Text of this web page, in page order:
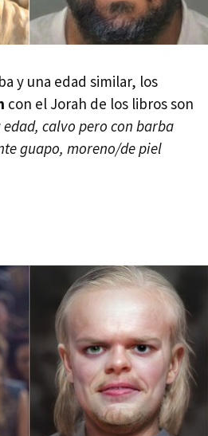
y una edad similar, los
con el Jorah de los libros son
edad, calvo pero con barba
guapo, moreno/de piel